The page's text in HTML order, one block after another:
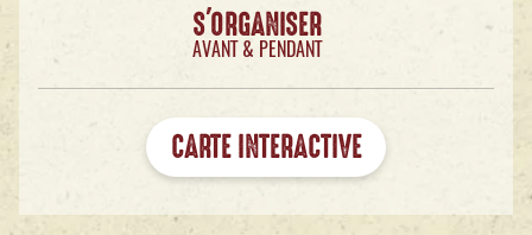
S'ORGANISER
AVANT & PENDANT
CARTE INTERACTIVE